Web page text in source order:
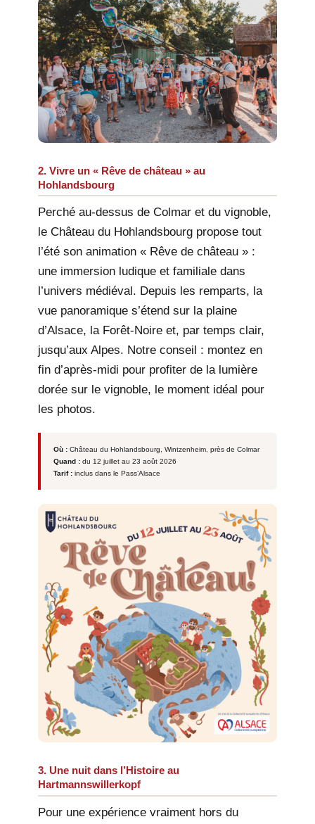
2. Vivre un « Rêve de château » au
Hohlandsbourg
Perché au-dessus de Colmar et du vignoble,
le Château du Hohlandsbourg propose tout
l’été son animation « Rêve de château » :
une immersion ludique et familiale dans
l’univers médiéval. Depuis les remparts, la
vue panoramique s’étend sur la plaine
d’Alsace, la Forêt-Noire et, par temps clair,
jusqu’aux Alpes. Notre conseil : montez en
fin d’après-midi pour profiter de la lumière
dorée sur le vignoble, le moment idéal pour
les photos.
Où : Château du Hohlandsbourg, Wintzenheim, près de Colmar
Quand : du 12 juillet au 23 août 2026
Tarif : inclus dans le Pass’Alsace
3. Une nuit dans l’Histoire au
Hartmannswillerkopf
Pour une expérience vraiment hors du